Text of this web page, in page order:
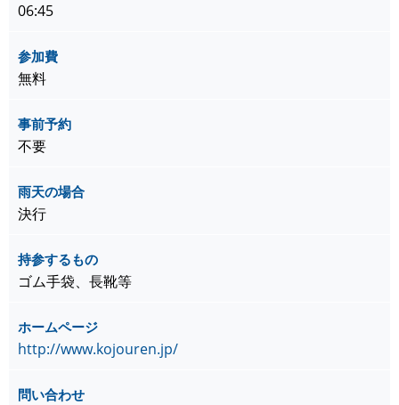
06:45
参加費
無料
事前予約
不要
雨天の場合
決行
持参するもの
ゴム手袋、長靴等
ホームページ
http://www.kojouren.jp/
問い合わせ